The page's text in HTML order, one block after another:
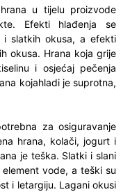
u tijelu proizvode
Efekti hlađenja se
i slatkih okusa, a efekti
okusa. Hrana koja grije
i osjećaj pečenja
kojahladi je suprotna,
za osiguravanje
hrana, kolači, jogurt i
je teška. Slatki i slani
vode, a teški su
i letargiju. Lagani okusi